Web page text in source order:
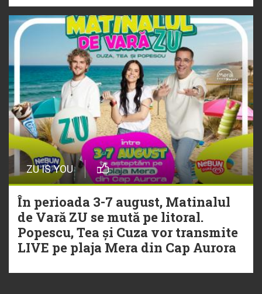
ZU IS YOU
În perioada 3-7 august, Matinalul
de Vară ZU se mută pe litoral.
Popescu, Tea și Cuza vor transmite
LIVE pe plaja Mera din Cap Aurora